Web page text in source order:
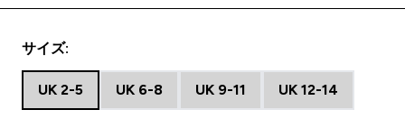
サイズ:
UK 2-5 UK 6-8 UK 9-11 UK 12-14